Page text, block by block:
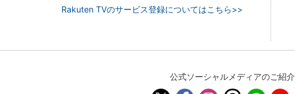
Rakuten TVのサービス登録についてはこちら>>
公式ソーシャルメディアのご紹介